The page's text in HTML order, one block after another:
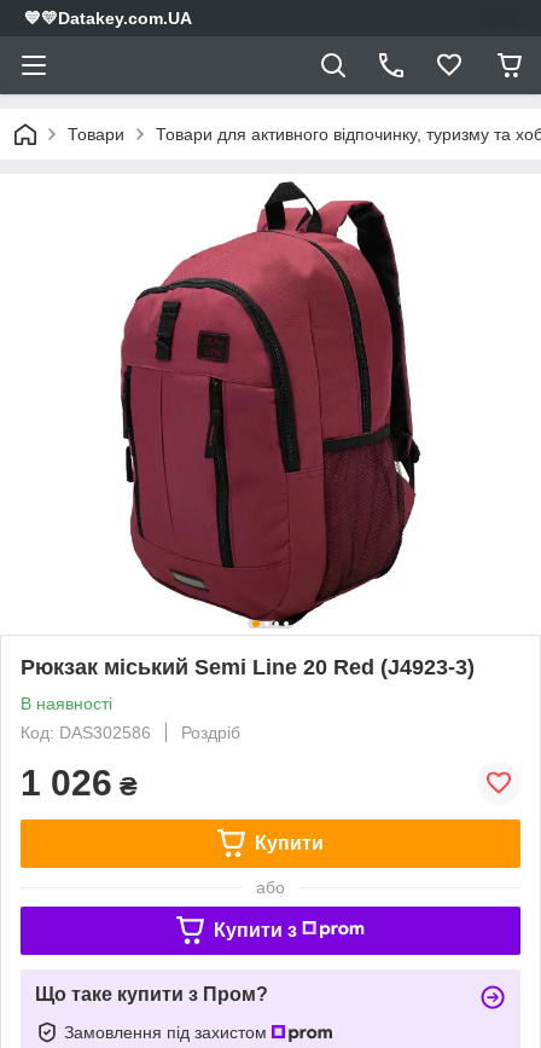
💙💛Datakey.com.UA
Товари Товари для активного відпочинку, туризму та
Рюкзак міський Semi Line 20 Red (J4923-3)
В наявності
Код: DAS302586
Роздріб
1 026 ₴
Купити
або
Купити з
Що таке купити з Пром?
Замовлення під захистом